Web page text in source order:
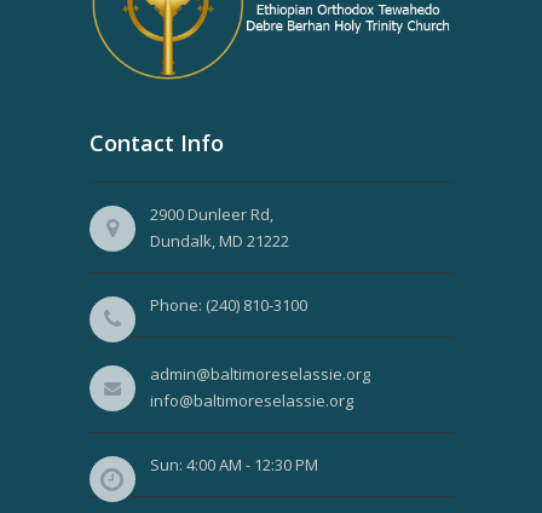
Contact Info
2900 Dunleer Rd,
Dundalk, MD 21222
Phone: (240) 810-3100
admin@baltimoreselassie.org
info@baltimoreselassie.org
Sun: 4:00 AM - 12:30 PM